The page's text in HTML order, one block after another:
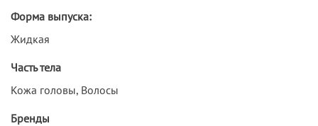
Форма выпуска:
Жидкая
Часть тела
Кожа головы, Волосы
Бренды